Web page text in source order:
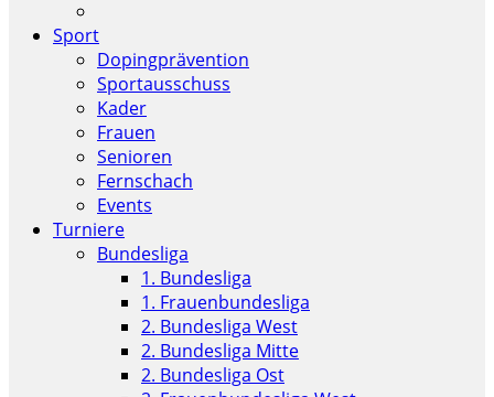
Sport
Dopingprävention
Sportausschuss
Kader
Frauen
Senioren
Fernschach
Events
Turniere
Bundesliga
1. Bundesliga
1. Frauenbundesliga
2. Bundesliga West
2. Bundesliga Mitte
2. Bundesliga Ost